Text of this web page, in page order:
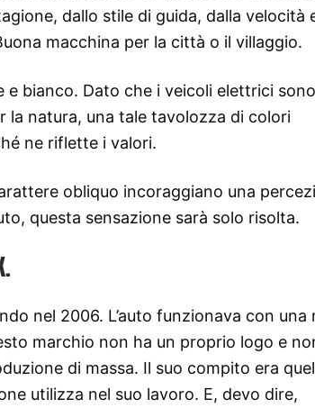
dallo stile di guida, dalla velocità
macchina per la città o il villaggio.
bianco. Dato che i veicoli elettrici sono
natura, una tale tavolozza di colori
ne riflette i valori.
obliquo incoraggiano una
questa sensazione sarà solo risolta.
nel 2006. L’auto funzionava con una
marchio non ha un proprio logo e
di massa. Il suo compito era
utilizza nel suo lavoro. E, devo dire,